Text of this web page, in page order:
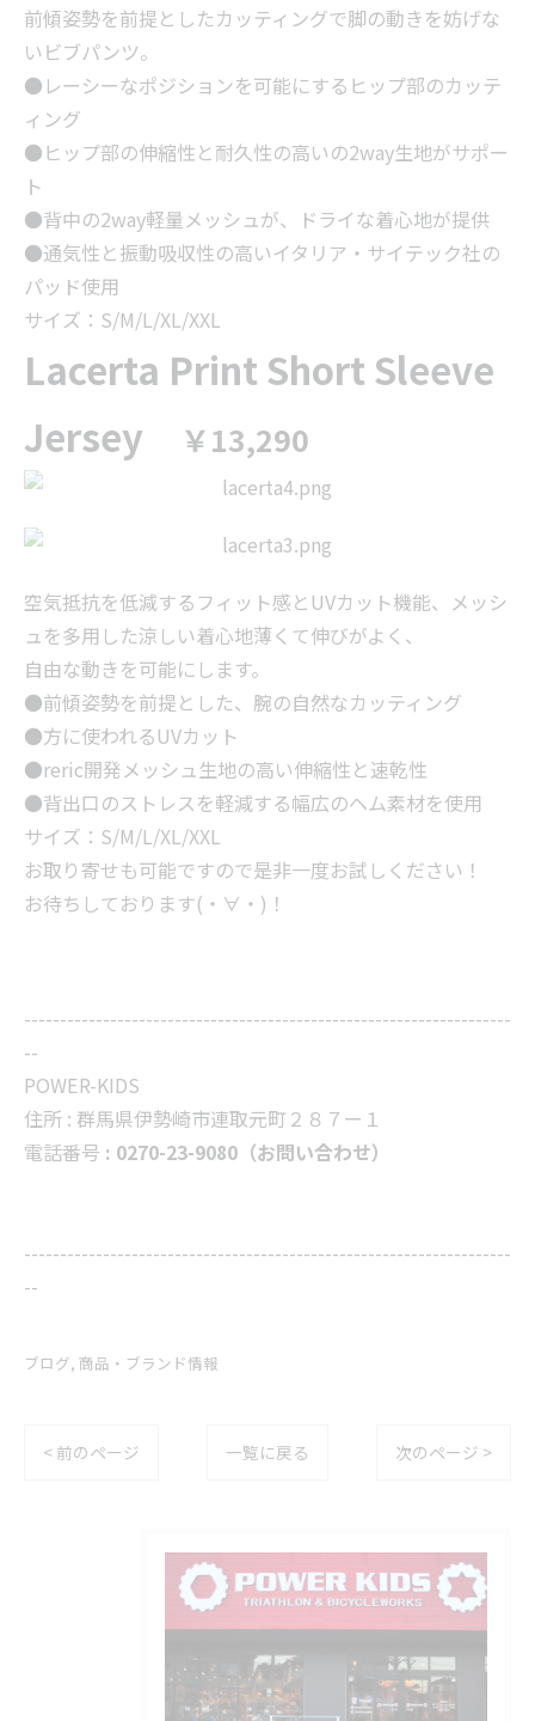
前傾姿勢を前提としたカッティングで脚の動きを妨げな
いビブパンツ。
●レーシーなポジションを可能にするヒップ部のカッテ
ィング
●ヒップ部の伸縮性と耐久性の高いの2way生地がサポー
ト
●背中の2way軽量メッシュが、ドライな着心地が提供
●通気性と振動吸収性の高いイタリア・サイテック社の
パッド使用
サイズ：S/M/L/XL/XXL
Lacerta Print Short Sleeve
Jersey
￥13,290
空気抵抗を低減するフィット感とUVカット機能、メッシ
ュを多用した涼しい着心地薄くて伸びがよく、
自由な動きを可能にします。
●前傾姿勢を前提とした、腕の自然なカッティング
●方に使われるUVカット
●reric開発メッシュ生地の高い伸縮性と速乾性
●背出口のストレスを軽減する幅広のヘム素材を使用
サイズ：S/M/L/XL/XXL
お取り寄せも可能ですので是非一度お試しください！
お待ちしております(・∀・)！
--------------------------------------------------------------------
--
POWER-KIDS
住所 : 群馬県伊勢崎市連取元町２８７ー１
電話番号 : 0270-23-9080（お問い合わせ）
--------------------------------------------------------------------
--
ブログ 商品・ブランド情報
< 前のページ 一覧に戻る 次のページ >